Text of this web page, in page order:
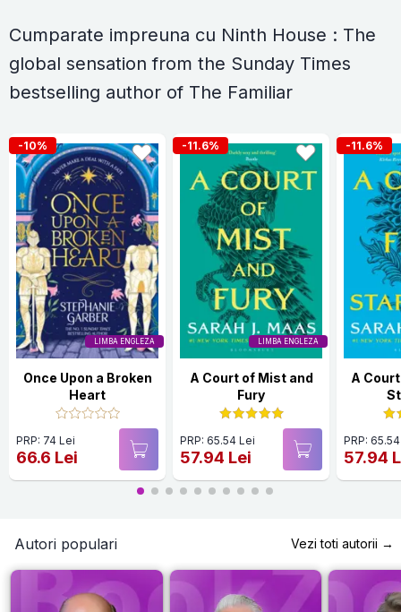
Cumparate impreuna cu Ninth House : The
global sensation from the Sunday Times
bestselling author of The Familiar
LIMBA ENGLEZA
-10%
Once Upon a Broken
Heart
PRP: 74 Lei
66.6 Lei
LIMBA ENGLEZA
-11.6%
A Court of Mist and
Fury
PRP: 65.54 Lei
57.94 Lei
-11.6%
A
PRP:
57.94
Autori populari Vezi toti autorii →